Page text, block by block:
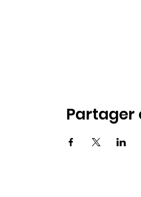
Partager